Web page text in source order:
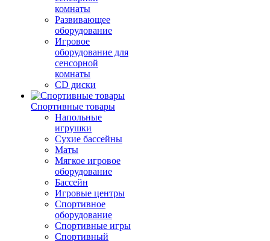
комнаты
Развивающее
оборудование
Игровое
оборудование для
сенсорной
комнаты
CD диски
Спортивные товары
Напольные
игрушки
Сухие бассейны
Маты
Мягкое игровое
оборудование
Бассейн
Игровые центры
Спортивное
оборудование
Спортивные игры
Спортивный